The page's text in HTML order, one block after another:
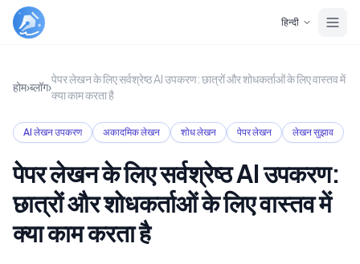
हिन्दी
होम›ब्लॉग›
पेपर लेखन के लिए सर्वश्रेष्ठ AI उपकरण: छात्रों और शोधकर्ताओं के लिए वास्तव में
क्या काम करता है
AI लेखन उपकरण अकादमिक लेखन शोध लेखन पेपर लेखन लेखन सुझाव
पेपर लेखन के लिए सर्वश्रेष्ठ AI उपकरण:
छात्रों और शोधकर्ताओं के लिए वास्तव में
क्या काम करता है